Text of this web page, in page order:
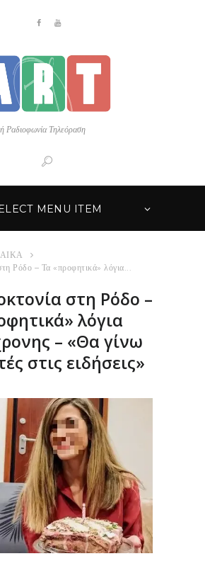
Ραδιοφωνία Τηλεόραση
MENU ITEM
Ρόδο – Τα «προφητικά» λόγια...
στη Ρόδο –
λόγια
– «Θα γίνω
στις ειδήσεις»